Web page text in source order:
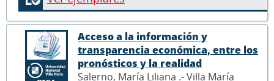
Acceso a la información y
transparencia económica, entre los
pronósticos y la realidad
Salerno, María Liliana .- Villa María